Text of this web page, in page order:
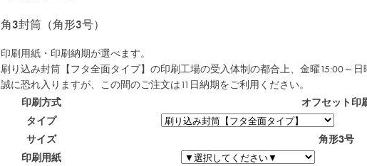
角3封筒（角形3号）
印刷用紙・印刷納期が選べます。
刷り込み封筒【フタ全面タイプ】の印刷工場の受入体制の都合上、金曜15:00～日
誠に恐れ入りますが、この間のご注文は11日納期をご利用ください。
印刷方式
オフセット印
タイプ
サイズ
角形3号
印刷用紙